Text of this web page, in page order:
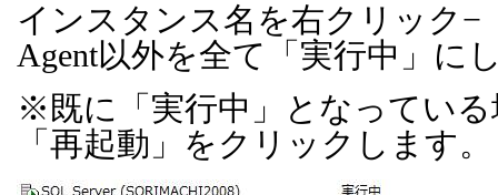
インスタンス名を右クリック−
Agent以外を全て「実行中」に
※既に「実行中」となってい
「再起動」をクリックします。